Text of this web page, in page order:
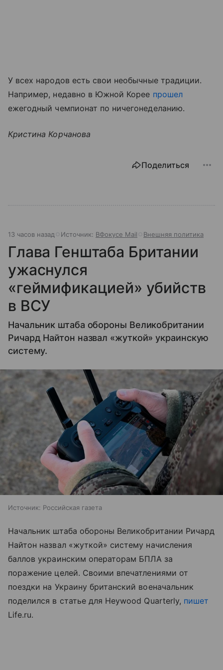
У всех народов есть свои необычные традиции.
Например, недавно в Южной Корее прошел
ежегодный чемпионат по ничегонеделанию.
Кристина Корчанова
Поделиться
13 часов назад Источник: ВФокусе Mail Внешняя политика
Глава Генштаба Британии
ужаснулся
«геймификацией» убийств
в ВСУ
Начальник штаба обороны Великобритании
Ричард Найтон назвал «жуткой» украинскую
систему.
Источник: Российская газета
Начальник штаба обороны Великобритании Ричард
Найтон назвал «жуткой» систему начисления
баллов украинским операторам БПЛА за
поражение целей. Своими впечатлениями от
поездки на Украину британский военачальник
поделился в статье для Heywood Quarterly, пишет
Life.ru.